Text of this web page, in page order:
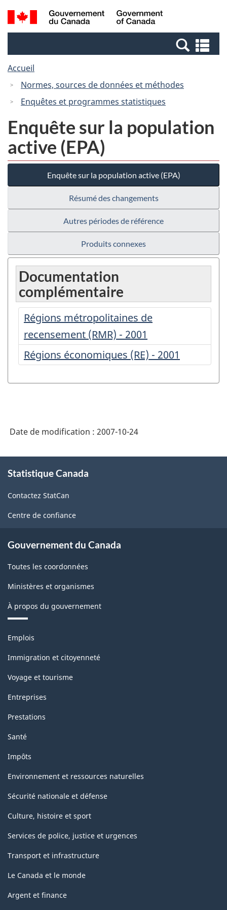
Passer
au
Passer
à
Canada
Recherche
et
et
Accueil
Normes, sources de données et méthodes
Enquêtes et programmes statistiques
Enquête sur la population
active (EPA)
Enquête sur la population active (EPA)
Résumé des changements
Autres périodes de référence
Produits connexes
Documentation
complémentaire
Régions métropolitaines de
recensement (RMR) - 2001
Régions économiques (RE) - 2001
Date de modification : 2007-10-24
propos
ce
site
Statistique Canada
Contactez StatCan
Centre de confiance
Gouvernement du Canada
Toutes les coordonnées
Ministères et organismes
À propos du gouvernement
Thèmes
sujets
Emplois
Immigration et citoyenneté
Voyage et tourisme
Entreprises
Prestations
Santé
Impôts
Environnement et ressources naturelles
Sécurité nationale et défense
Culture, histoire et sport
Services de police, justice et urgences
Transport et infrastructure
Le Canada et le monde
Argent et finance